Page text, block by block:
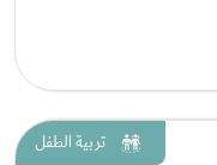
تربية الطفل